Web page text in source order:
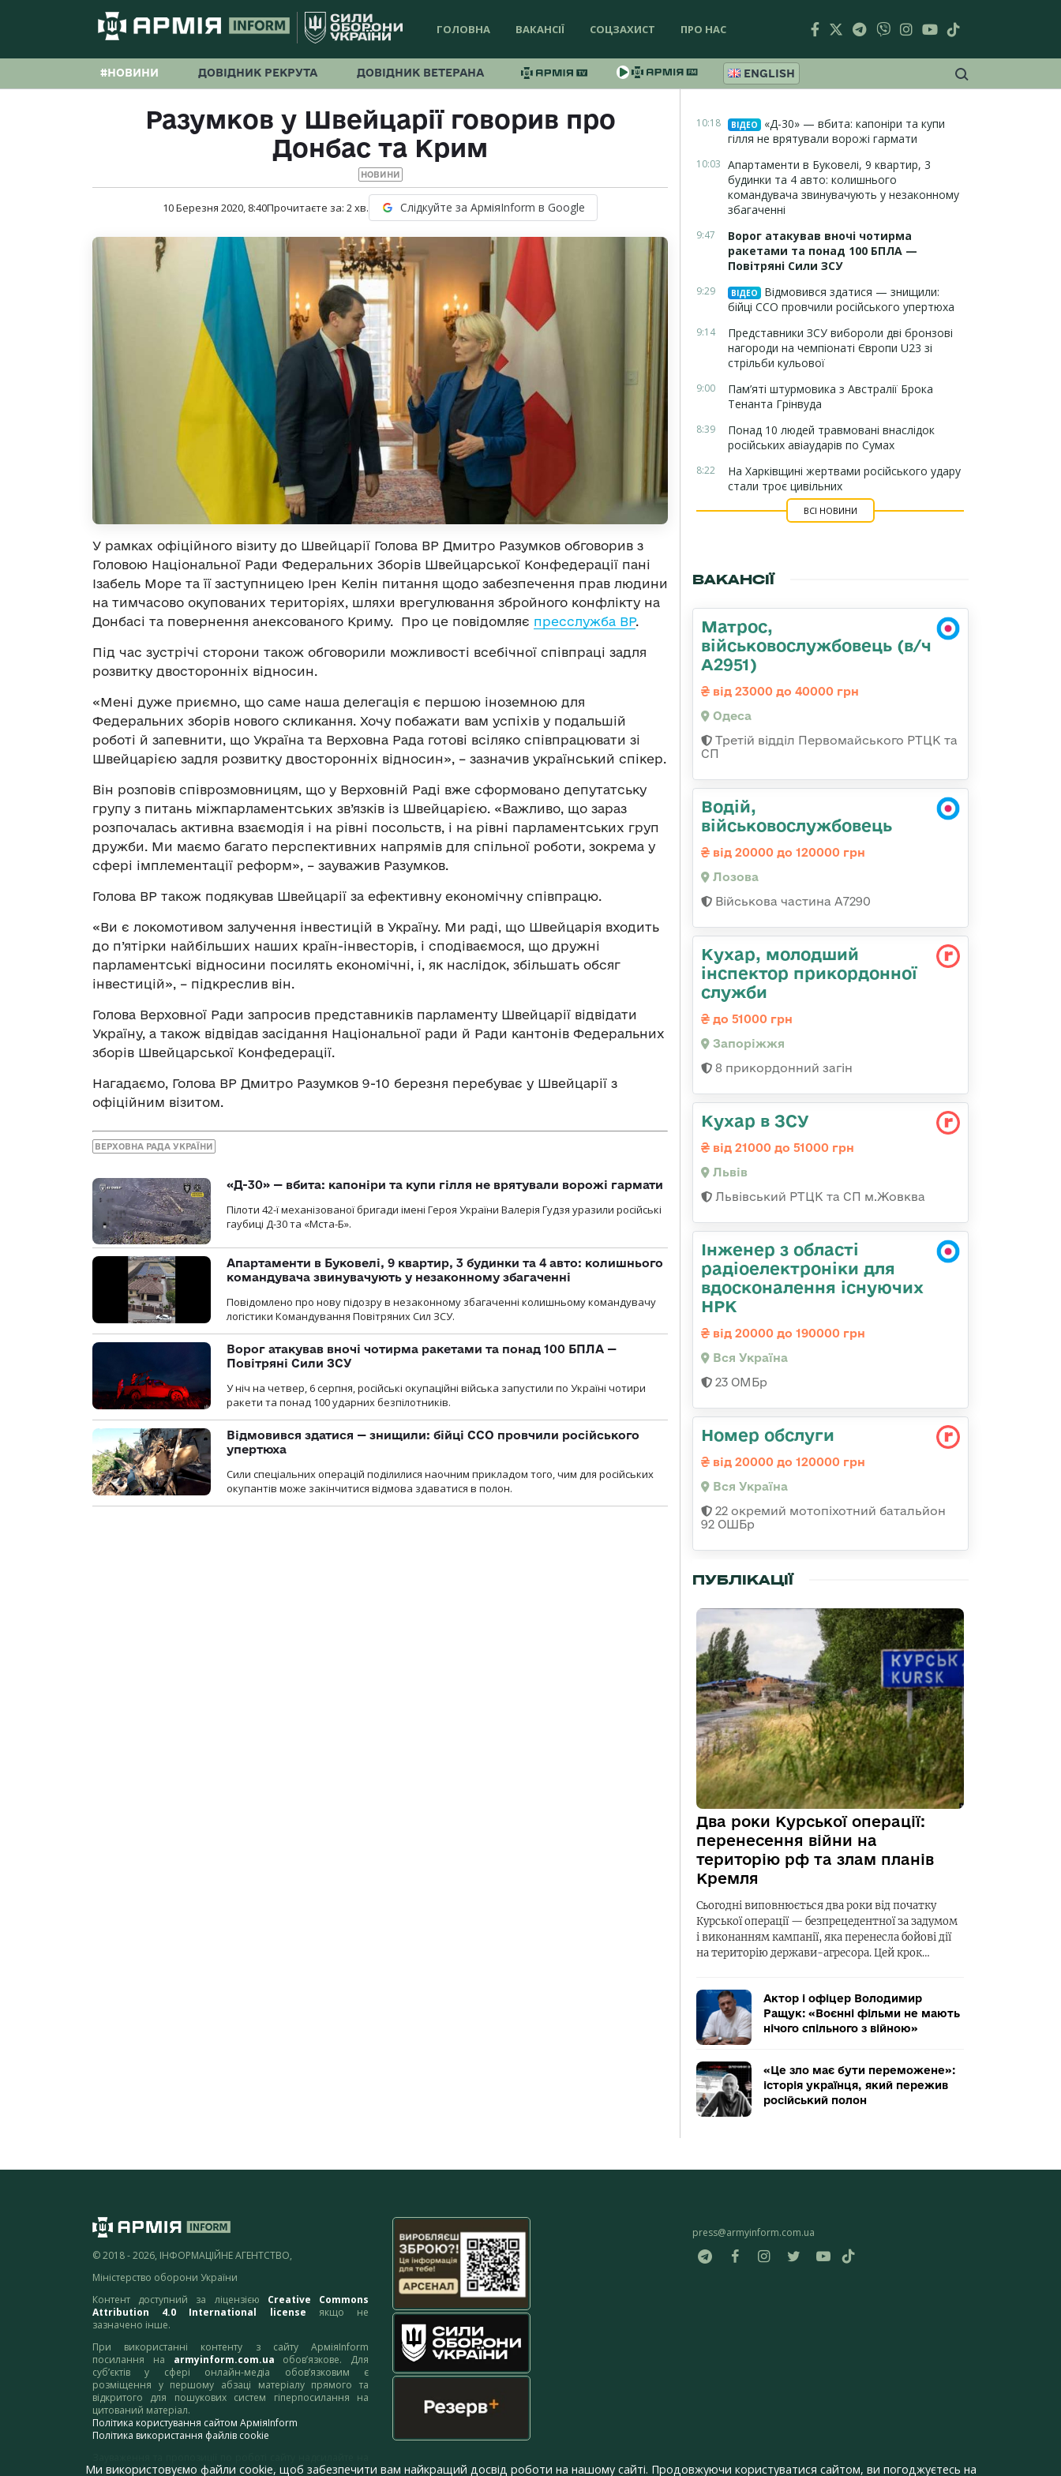
ГОЛОВНА ВАКАНСІЇ СОЦЗАХИСТ ПРО НАС
#НОВИНИ ДОВІДНИК РЕКРУТА ДОВІДНИК ВЕТЕРАНА ENGLISH
Разумков у Швейцарії говорив про
Донбас та Крим
НОВИНИ
10 Березня 2020, 8:40Прочитаєте за: 2хв. Слідкуйте за АрміяInform в Google
У рамках офіційного візиту до Швейцарії Голова ВР Дмитро Разумков обговорив з
Головою Національної Ради Федеральних Зборів Швейцарської Конфедерації пані
Ізабель Море та її заступницею Ірен Келін питання щодо забезпечення прав людини
на тимчасово окупованих територіях, шляхи врегулювання збройного конфлікту на
Донбасі та повернення анексованого Криму. Про це повідомляє пресслужба ВР.
Під час зустрічі сторони також обговорили можливості всебічної співпраці задля
розвитку двосторонніх відносин.
«Мені дуже приємно, що саме наша делегація є першою іноземною для
Федеральних зборів нового скликання. Хочу побажати вам успіхів у подальшій
роботі й запевнити, що Україна та Верховна Рада готові всіляко співпрацювати зі
Швейцарією задля розвитку двосторонніх відносин», – зазначив український спікер.
Він розповів співрозмовницям, що у Верховній Раді вже сформовано депутатську
групу з питань міжпарламентських зв’язків із Швейцарією. «Важливо, що зараз
розпочалась активна взаємодія і на рівні посольств, і на рівні парламентських груп
дружби. Ми маємо багато перспективних напрямів для спільної роботи, зокрема у
сфері імплементації реформ», – зауважив Разумков.
Голова ВР також подякував Швейцарії за ефективну економічну співпрацю.
«Ви є локомотивом залучення інвестицій в Україну. Ми раді, що Швейцарія входить
до п’ятірки найбільших наших країн-інвесторів, і сподіваємося, що дружні
парламентські відносини посилять економічні, і, як наслідок, збільшать обсяг
інвестицій», – підкреслив він.
Голова Верховної Ради запросив представників парламенту Швейцарії відвідати
Україну, а також відвідав засідання Національної ради й Ради кантонів Федеральних
зборів Швейцарської Конфедерації.
Нагадаємо, Голова ВР Дмитро Разумков 9-10 березня перебуває у Швейцарії з
офіційним візитом.
ВЕРХОВНА РАДА УКРАЇНИ
«Д-30» — вбита: капоніри та купи гілля не врятували ворожі гармати
Пілоти 42-ї механізованої бригади імені Героя України Валерія Гудзя уразили російські
гаубиці Д-30 та «Мста-Б».
Апартаменти в Буковелі, 9 квартир, 3 будинки та 4 авто: колишнього
командувача звинувачують у незаконному збагаченні
Повідомлено про нову підозру в незаконному збагаченні колишньому командувачу
логістики Командування Повітряних Сил ЗСУ.
Ворог атакував вночі чотирма ракетами та понад 100 БПЛА —
Повітряні Сили ЗСУ
У ніч на четвер, 6 серпня, російські окупаційні війська запустили по Україні чотири
ракети та понад 100 ударних безпілотників.
Відмовився здатися — знищили: бійці ССО провчили російського
упертюха
Сили спеціальних операцій поділилися наочним прикладом того, чим для російських
окупантів може закінчитися відмова здаватися в полон.
10:18 ВІДЕО
«Д-30» — вбита: капоніри та купи
гілля не врятували ворожі гармати
10:03 Апартаменти в Буковелі, 9 квартир, 3
будинки та 4 авто: колишнього
командувача звинувачують у незаконному
збагаченні
9:47
Ворог атакував вночі чотирма
ракетами та понад 100 БПЛА —
Повітряні Сили ЗСУ
9:29 ВІДЕО
Відмовився здатися — знищили:
бійці ССО провчили російського упертюха
9:14
Представники ЗСУ вибороли дві бронзові
нагороди на чемпіонаті Європи U23 зі
стрільби кульової
9:00
Пам’яті штурмовика з Австралії Брока
Тенанта Грінвуда
8:39
Понад 10 людей травмовані внаслідок
російських авіаударів по Сумах
8:22
На Харківщині жертвами російського удару
стали троє цивільних
ВСІ НОВИНИ
ВАКАНСІЇ
Матрос,
військовослужбовець (в/ч
А2951)
від 23000 до 40000 грн
Одеса
Третій відділ Первомайського РТЦК та
СП
Водій,
військовослужбовець
від 20000 до 120000 грн
Лозова
Військова частина А7290
Кухар, молодший
інспектор прикордонної
служби
до 51000 грн
Запоріжжя
8 прикордонний загін
Кухар в ЗСУ
від 21000 до 51000 грн
Львів
Львівський РТЦК та СП м.Жовква
Інженер з області
радіоелектроніки для
вдосконалення існуючих
НРК
від 20000 до 190000 грн
Вся Україна
23 ОМБр
Номер обслуги
від 20000 до 120000 грн
Вся Україна
22 окремий мотопіхотний батальйон
92 ОШБр
ПУБЛІКАЦІЇ
Два роки Курської операції:
перенесення війни на
територію рф та злам планів
Кремля
Сьогодні виповнюється два роки від початку
Курської операції — безпрецедентної за задумом
і виконанням кампанії, яка перенесла бойові дії
на територію держави-агресора. Цей крок…
Актор і офіцер Володимир
Ращук: «Воєнні фільми не мають
нічого спільного з війною»
«Це зло має бути переможене»:
історія українця, який пережив
російський полон
© 2018 - 2026, ІНФОРМАЦІЙНЕ АГЕНТСТВО,
Міністерство оборони України
Контент доступний за ліцензією Creative Commons
Attribution 4.0 International license якщо не
зазначено інше.
При використанні контенту з сайту АрміяInform
посилання на armyinform.com.ua обов’язкове. Для
суб’єктів у сфері онлайн-медіа обов’язковим є
розміщення у першому абзаці матеріалу прямого та
відкритого для пошукових систем гіперпосилання на
цитований матеріал.
Політика користування сайтом АрміяInform
Політика використання файлів cookie
адресу:webmaster@armyinform.com.ua
press@armyinform.com.ua
Ми використовуємо файли cookie, щоб забезпечити вам найкращий досвід роботи на нашому сайті. Продовжуючи користуватися сайтом, ви погоджуєтесь на